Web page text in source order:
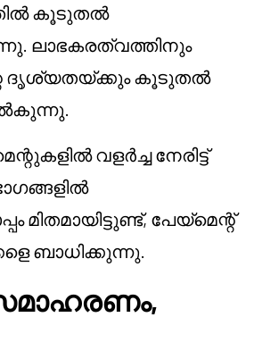
കൂടുതൽ
ലാഭകരത്വത്തിനും
ദൃശ്യതയ്ക്കും കൂടുതൽ
വളർച്ച നേരിട്ട്
മിതമായിട്ടുണ്ട്, പേയ്മെന്റ്
ബാധിക്കുന്നു.